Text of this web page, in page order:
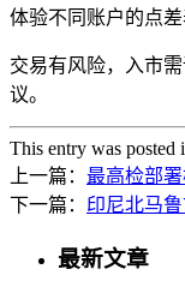
体验不同账户的点
交易有风险，入市
议。
This entry was posted
上一篇： 最高检部
下一篇： 印尼北马
最新文章